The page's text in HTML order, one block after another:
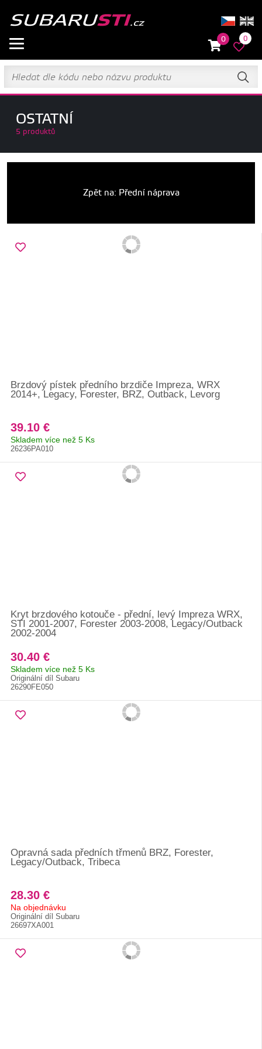
0 0
OSTATNÍ
5 produktů
Zpět na: Přední náprava
Brzdový pístek předního brzdiče Impreza, WRX
2014+, Legacy, Forester, BRZ, Outback, Levorg
39.10 €
Skladem více než 5 Ks
26236PA010
Kryt brzdového kotouče - přední, levý Impreza WRX,
STI 2001-2007, Forester 2003-2008, Legacy/Outback
2002-2004
30.40 €
Skladem více než 5 Ks
Originální díl Subaru
26290FE050
Opravná sada předních třmenů BRZ, Forester,
Legacy/Outback, Tribeca
28.30 €
Na objednávku
Originální díl Subaru
26697XA001